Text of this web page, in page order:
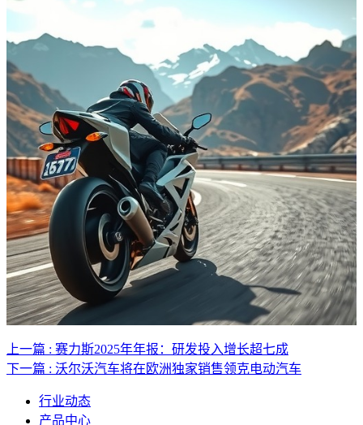
上一篇 : 赛力斯2025年年报：研发投入增长超七成
下一篇 : 沃尔沃汽车将在欧洲独家销售领克电动汽车
行业动态
产品中心